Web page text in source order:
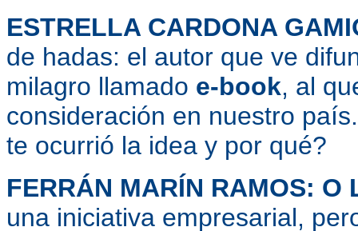
ESTRELLA CARDONA
de hadas: el autor que ve
milagro llamado e-book, al
consideración en nuestro
te ocurrió la idea y por qué?
FERRÁN MARÍN RAMOS:
una iniciativa empresarial,